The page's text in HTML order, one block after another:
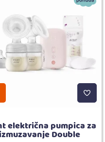
električna pumpica za
Double